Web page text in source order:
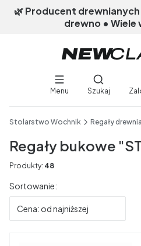
🌿 Producent
drewno • Wiele
Menu
Otwórz
Szukaj
Stolarstwo Wochnik Regały
Regały bukowe
Produkty: 48
Lista produktów
Sortowanie:
Cena: od najniższej